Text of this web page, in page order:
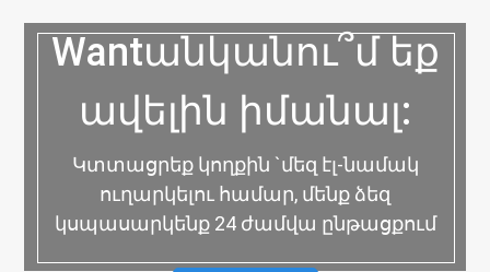
Wantանկանու՞մ եք
ավելին իմանալ:
Կտտացրեք կողքին `մեզ էլ-նամակ
ուղարկելու համար, մենք ձեզ
կսպասարկենք 24 ժամվա ընթացքում